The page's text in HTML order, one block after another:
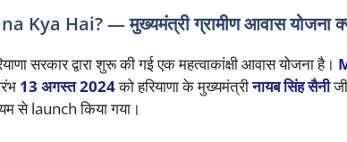
Hai? — मुख्यमंत्री ग्रामीण आवास योजना
सरकार द्वारा शुरू की गई एक महत्वाकांक्षी आवास योजना है।
13 अगस्त 2024को हरियाणा के मुख्यमंत्रीनायब सिंह सैनी
से launch किया गया।